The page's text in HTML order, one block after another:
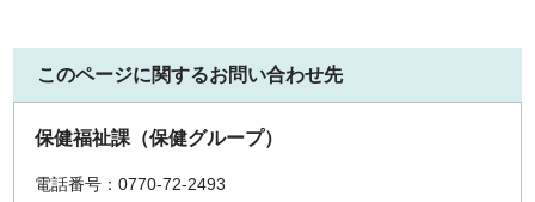
このページに関するお問い合わせ先
保健福祉課（保健グループ）
電話番号：0770-72-2493